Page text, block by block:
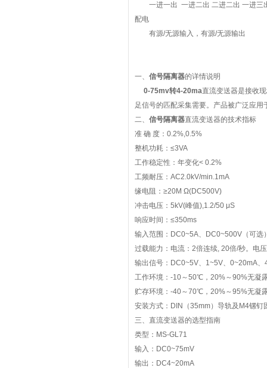
一进一出 一进二出 二进二出 一进三
配电
有源/无源输入，有源/无源输出
一、 信号隔离器的详情说明
0-75mv转4-20ma直流变送器是接收
足信号的匹配采集需要。产品被广泛应
二、 信号隔离器直流变送器的技术指标
准 确 度：0.2%,0.5%
整机功耗：≤3VA
工作稳定性：年变化< 0.2%
工频耐压：AC2.0kV/min.1mA
缘电阻：≥20M Ω(DC500V)
冲击电压：5kV(峰值),1.2/50 μS
响应时间：≤350ms
输入范围：DC0~5A、DC0~500V（可选
过载能力：电流：2倍连续, 20倍/秒。电
输出信号：DC0~5V、1~5V、0~20mA、
工作环境：-10～50℃，20%～90%无凝
贮存环境：-40～70℃，20%～95%无凝
安装方式：DIN（35mm）导轨及M4镙钉
三、直流变送器的选型指南
类型：MS-GL71
输入：DC0~75mV
输出：DC4~20mA